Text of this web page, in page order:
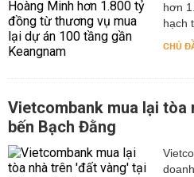
hơn
hạch
CHỦ
Vietcombank mua lại tòa
bến Bạch Đằng